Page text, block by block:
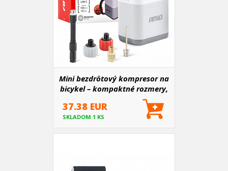
Mini bezdrôtový kompresor na
bicykel – kompaktné rozmery,
výkon až 9,5 baru
37.38 EUR
SKLADOM 1 KS